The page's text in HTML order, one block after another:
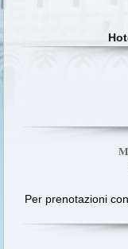
Per prenotazioni